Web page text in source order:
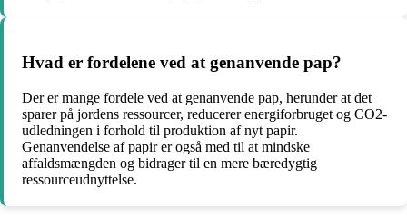
Hvad er fordelene ved at genanvende pap?
Der er mange fordele ved at genanvende pap, herunder at det
sparer på jordens ressourcer, reducerer energiforbruget og CO2-
udledningen i forhold til produktion af nyt papir.
Genanvendelse af papir er også med til at mindske
affaldsmængden og bidrager til en mere bæredygtig
ressourceudnyttelse.